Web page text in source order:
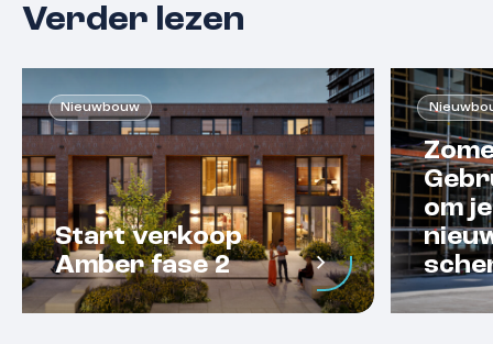
Verder lezen
Nieuwbouw
Start verkoop
Amber fase 2
om je